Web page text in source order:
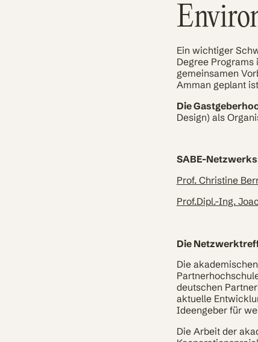
Ein wichtiger
Degree Programs
gemeinsamen
Amman geplant
Die
Design) als
SABE-
Prof. Christine
Prof.Dipl.-Ing.
Die
Die
deutschen
aktuelle
Ideengeber für
Die Arbeit der